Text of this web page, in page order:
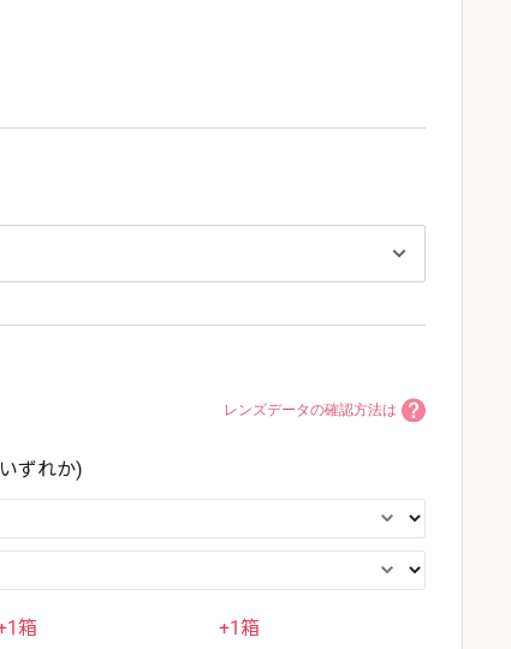
レンズデータの確認方法は
ずれか)
箱 +1箱